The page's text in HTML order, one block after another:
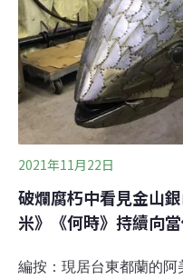
拉克風災後的漂流木。
觀念下，將這樣歷經巨石
上的材質拾回，所製造
2021年11月22日
破爛腐朽中看見金山
米》《何時》持續向
編按：現居台東都蘭的阿